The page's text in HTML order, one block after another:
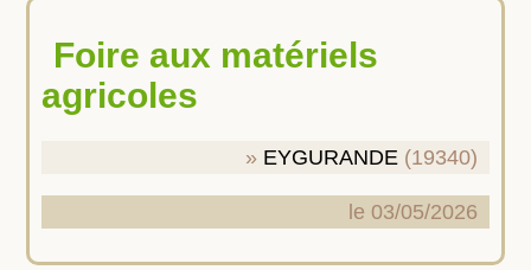
Foire aux matériels
agricoles
EYGURANDE (19340)
le 03/05/2026